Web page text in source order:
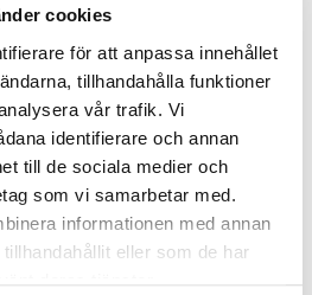
cookies
för att anpassa innehållet
tillhandahålla funktioner
vår trafik. Vi
identifierare och annan
till de sociala medier och
som vi samarbetar med.
informationen med annan
eller som de har